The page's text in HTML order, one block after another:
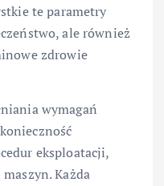
te parametry
ale również
zdrowie
wymagań
eksploatacji,
Każda